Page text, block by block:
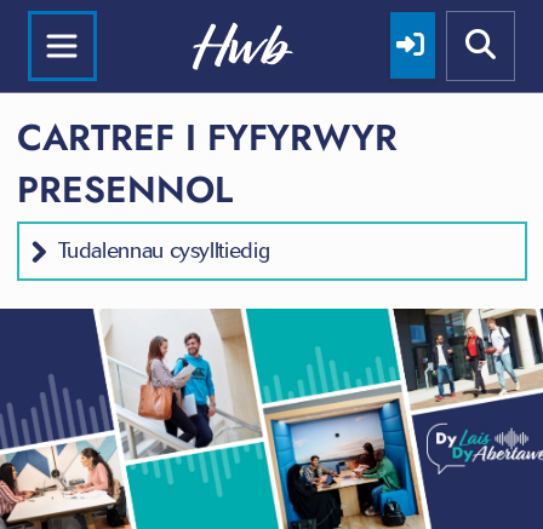
CARTREF I FYFYRWYR
PRESENNOL
Tudalennau cysylltiedig